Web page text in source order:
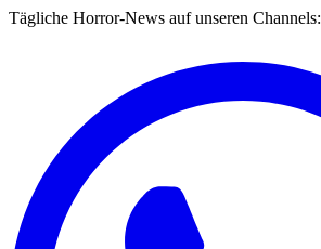
Tägliche Horror-News auf unseren Channels: